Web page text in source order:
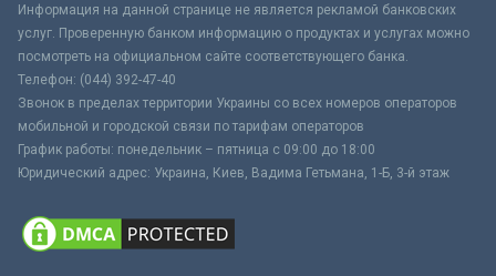
Информация на данной странице не является рекламой банковских
услуг. Проверенную банком информацию о продуктах и услугах можно
посмотреть на официальном сайте соответствующего банка.
Телефон: (044) 392-47-40
Звонок в пределах территории Украины со всех номеров операторов
мобильной и городской связи по тарифам операторов
График работы: понедельник – пятница с 09:00 до 18:00
Юридический адрес: Украина, Киев, Вадима Гетьмана, 1-Б, 3-й этаж